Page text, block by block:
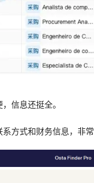
信息还挺全。
方式和财务信息，非常